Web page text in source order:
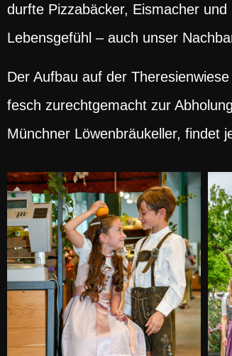
durfte Pizzabäcker, Eismacher
Lebensgefühl – auch unser
Der Aufbau auf der
fesch zurechtgemacht zur
Münchner Löwenbräukeller, findet